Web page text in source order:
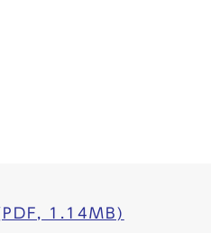
(PDF, 1.14MB)